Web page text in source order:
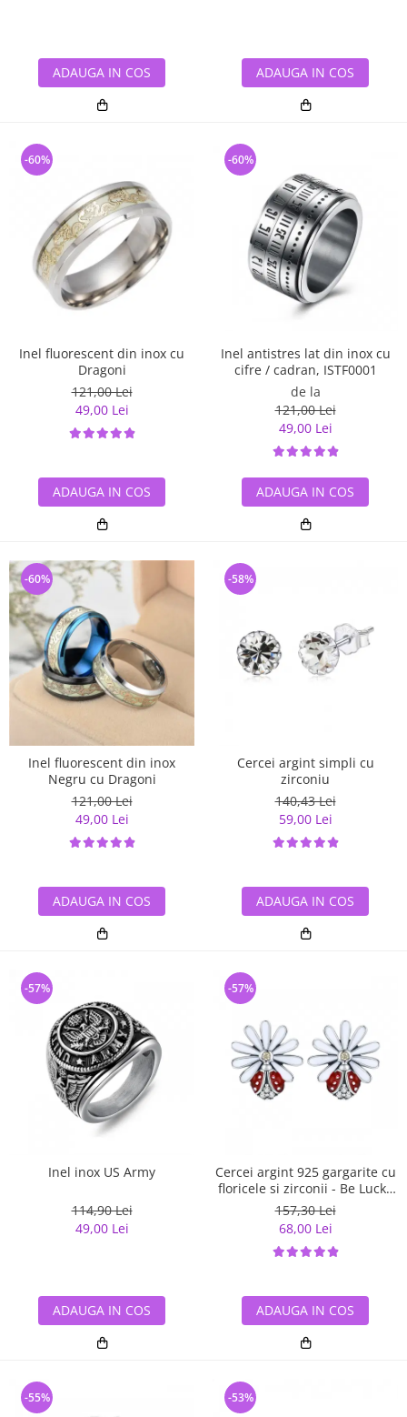
ADAUGA IN COS ADAUGA IN COS
Inel fluorescent din inox cu
Dragoni
121,00 Lei
49,00 Lei
-60%
ADAUGA IN COS
Inel antistres lat din inox cu
cifre / cadran, ISTF0001
de la
121,00 Lei
49,00 Lei
-60%
ADAUGA IN COS
Inel fluorescent din inox
Negru cu Dragoni
121,00 Lei
49,00 Lei
-60%
ADAUGA IN COS
Cercei argint simpli cu
zirconiu
140,43 Lei
59,00 Lei
-58%
ADAUGA IN COS
Inel inox US Army
114,90 Lei
49,00 Lei
-57%
ADAUGA IN COS
Cercei argint 925 gargarite cu
floricele si zirconii - Be Lucky
EST0022
157,30 Lei
68,00 Lei
-57%
ADAUGA IN COS
-55% -53%